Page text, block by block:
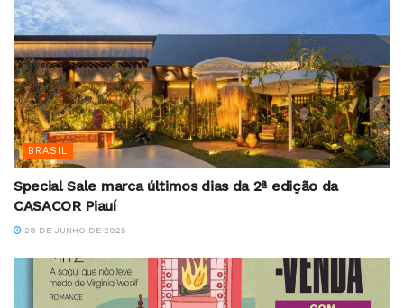
BRASIL
Special Sale marca últimos dias da 2ª edição da
CASACOR Piauí
28 DE JUNHO DE 2025